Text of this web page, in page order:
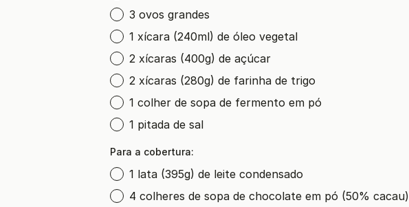
3 ovos grandes
1 xícara (240ml) de óleo vegetal
2 xícaras (400g) de açúcar
2 xícaras (280g) de farinha de trigo
1 colher de sopa de fermento em pó
1 pitada de sal
Para a cobertura:
1 lata (395g) de leite condensado
4 colheres de sopa de chocolate em pó (50% cacau)